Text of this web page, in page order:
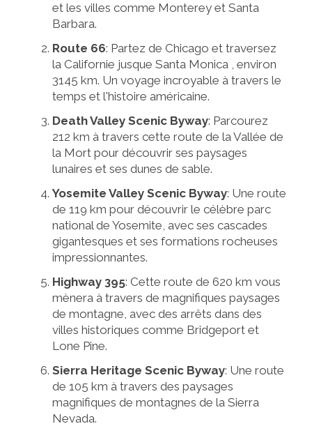
et les villes comme Monterey et Santa
Barbara.
Route 66: Partez de Chicago et traversez
la Californie jusque Santa Monica , environ
3145 km. Un voyage incroyable à travers le
temps et l'histoire américaine.
Death Valley Scenic Byway: Parcourez
212 km à travers cette route de la Vallée de
la Mort pour découvrir ses paysages
lunaires et ses dunes de sable.
Yosemite Valley Scenic Byway: Une route
de 119 km pour découvrir le célèbre parc
national de Yosemite, avec ses cascades
gigantesques et ses formations rocheuses
impressionnantes.
Highway 395: Cette route de 620 km vous
mènera à travers de magnifiques paysages
de montagne, avec des arrêts dans des
villes historiques comme Bridgeport et
Lone Pine.
Sierra Heritage Scenic Byway: Une route
de 105 km à travers des paysages
magnifiques de montagnes de la Sierra
Nevada.